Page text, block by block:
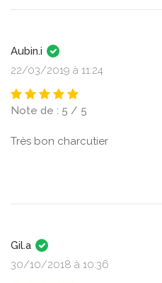
Aubin.i
22/03/2019 à 11:24
Note de : 5 / 5
Très bon charcutier
Gil.a
30/10/2018 à 10:36